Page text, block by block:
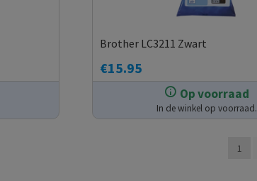
Op voorraad
In de winkel op voorraad.
Brother LC3211 Zwart
€15.95
1